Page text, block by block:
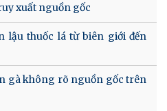
xuất nguồn gốc
lậu thuốc lá từ biên giới đến
gà không rõ nguồn gốc trên